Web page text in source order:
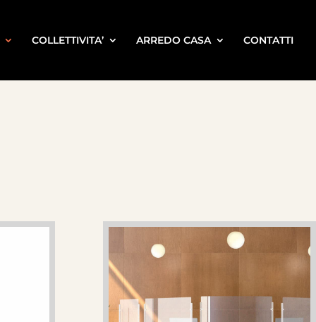
COLLETTIVITA’ ARREDO CASA CONTATTI